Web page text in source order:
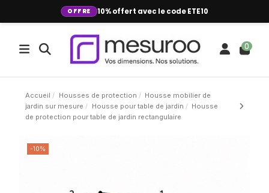
OFFRE 10% offert avec le code ETE10
0
Accueil Housses de protection
Housse mobilier de
jardin sur mesure
Housse pour table de jardin
Housse
de protection pour table de jardin rectangulaire
-10%